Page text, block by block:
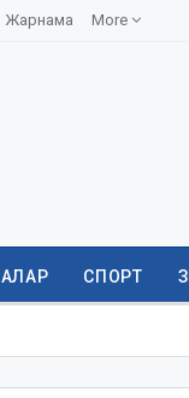
Жарнама More
СПОРТ